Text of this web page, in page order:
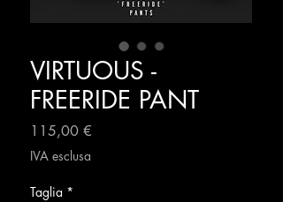
VIRTUOUS -
FREERIDE PANT
115,00 €
IVA esclusa
Taglia *